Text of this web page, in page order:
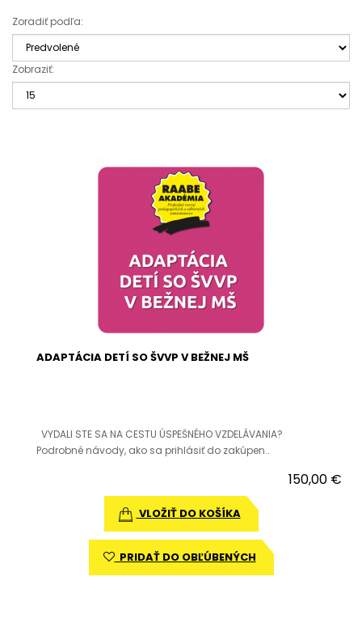
Zoradiť podľa:
Zobraziť:
ADAPTÁCIA DETÍ SO ŠVVP V BEŽNEJ MŠ
VYDALI STE SA NA CESTU ÚSPEŠNÉHO VZDELÁVANIA?
Podrobné návody, ako sa prihlásiť do zakúpen..
150,00 €
VLOŽIŤ DO KOŠÍKA
PRIDAŤ DO OBĽÚBENÝCH